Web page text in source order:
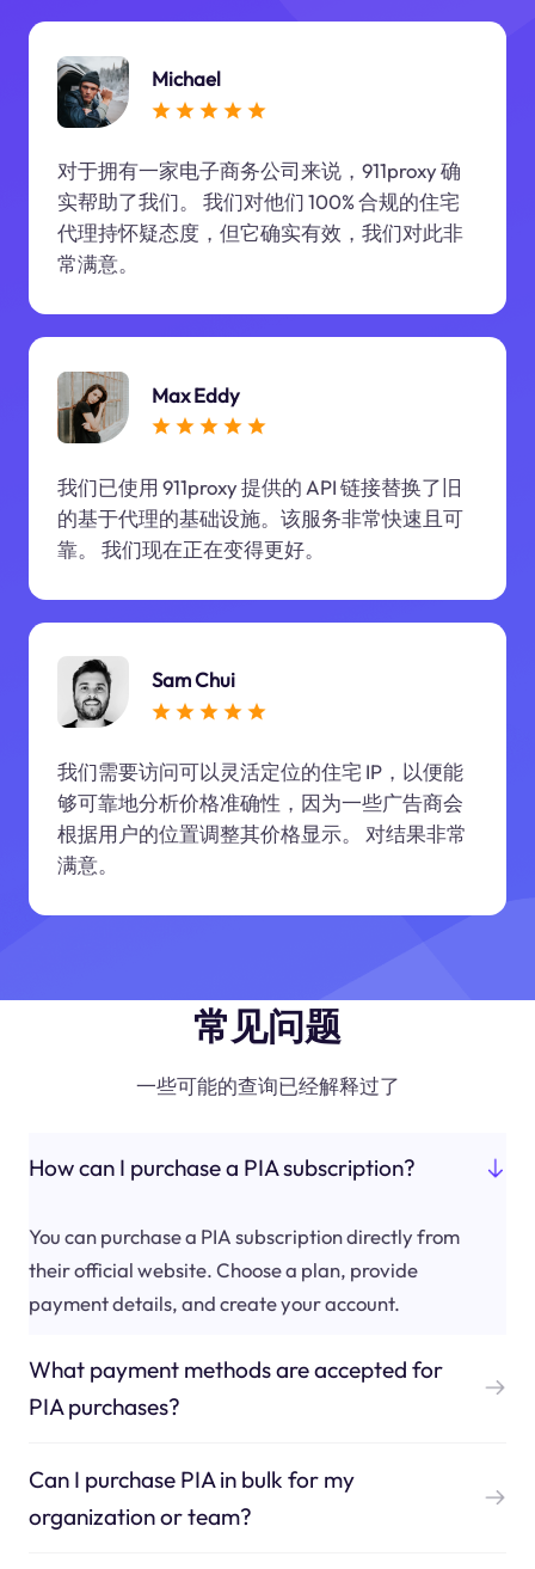
Michael
对于拥有一家电子商务公司来说，911proxy 确
实帮助了我们。 我们对他们 100% 合规的住宅
代理持怀疑态度，但它确实有效，我们对此非
常满意。
Max Eddy
我们已使用 911proxy 提供的 API 链接替换了旧
的基于代理的基础设施。该服务非常快速且可
靠。 我们现在正在变得更好。
Sam Chui
我们需要访问可以灵活定位的住宅 IP，以便能
够可靠地分析价格准确性，因为一些广告商会
根据用户的位置调整其价格显示。 对结果非常
满意。
常见问题
一些可能的查询已经解释过了
How can I purchase a PIA subscription?
You can purchase a PIA subscription directly from
their official website. Choose a plan, provide
payment details, and create your account.
What payment methods are accepted for
PIA purchases?
Can I purchase PIA in bulk for my
organization or team?